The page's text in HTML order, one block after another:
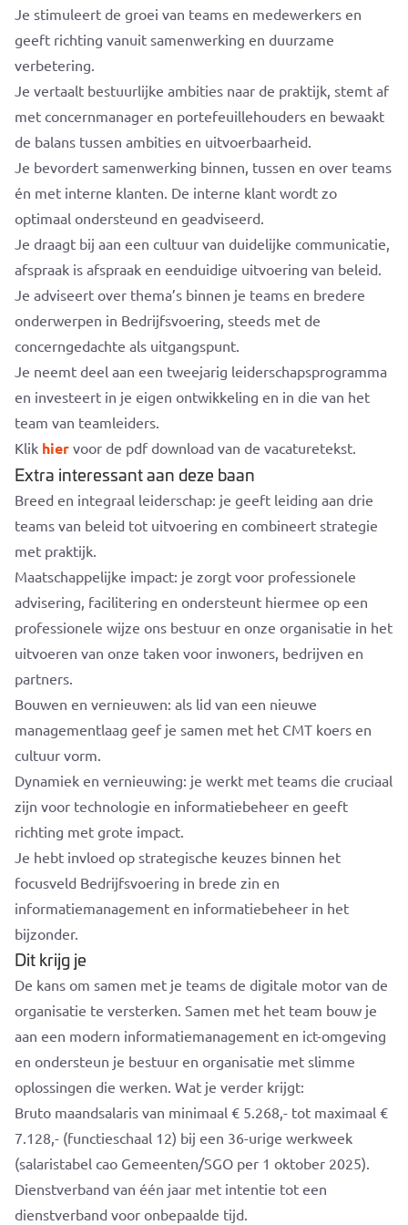
Je stimuleert de groei van teams en medewerkers en
geeft richting vanuit samenwerking en duurzame
verbetering.
Je vertaalt bestuurlijke ambities naar de praktijk, stemt af
met concernmanager en portefeuillehouders en bewaakt
de balans tussen ambities en uitvoerbaarheid.
Je bevordert samenwerking binnen, tussen en over teams
én met interne klanten. De interne klant wordt zo
optimaal ondersteund en geadviseerd.
Je draagt bij aan een cultuur van duidelijke communicatie,
afspraak is afspraak en eenduidige uitvoering van beleid.
Je adviseert over thema’s binnen je teams en bredere
onderwerpen in Bedrijfsvoering, steeds met de
concerngedachte als uitgangspunt.
Je neemt deel aan een tweejarig leiderschapsprogramma
en investeert in je eigen ontwikkeling en in die van het
team van teamleiders.
Klik hier voor de pdf download van de vacaturetekst.
Extra interessant aan deze baan
Breed en integraal leiderschap: je geeft leiding aan drie
teams van beleid tot uitvoering en combineert strategie
met praktijk.
Maatschappelijke impact: je zorgt voor professionele
advisering, facilitering en ondersteunt hiermee op een
professionele wijze ons bestuur en onze organisatie in het
uitvoeren van onze taken voor inwoners, bedrijven en
partners.
Bouwen en vernieuwen: als lid van een nieuwe
managementlaag geef je samen met het CMT koers en
cultuur vorm.
Dynamiek en vernieuwing: je werkt met teams die cruciaal
zijn voor technologie en informatiebeheer en geeft
richting met grote impact.
Je hebt invloed op strategische keuzes binnen het
focusveld Bedrijfsvoering in brede zin en
informatiemanagement en informatiebeheer in het
bijzonder.
Dit krijg je
De kans om samen met je teams de digitale motor van de
organisatie te versterken. Samen met het team bouw je
aan een modern informatiemanagement en ict-omgeving
en ondersteun je bestuur en organisatie met slimme
oplossingen die werken. Wat je verder krijgt:
Bruto maandsalaris van minimaal € 5.268,- tot maximaal €
7.128,- (functieschaal 12) bij een 36-urige werkweek
(salaristabel cao Gemeenten/SGO per 1 oktober 2025).
Dienstverband van één jaar met intentie tot een
dienstverband voor onbepaalde tijd.